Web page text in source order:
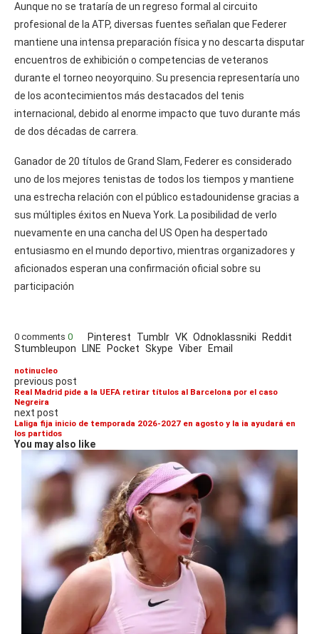
Aunque no se trataría de un regreso formal al circuito
profesional de la ATP, diversas fuentes señalan que Federer
mantiene una intensa preparación física y no descarta disputar
encuentros de exhibición o competencias de veteranos
durante el torneo neoyorquino. Su presencia representaría uno
de los acontecimientos más destacados del tenis
internacional, debido al enorme impacto que tuvo durante más
de dos décadas de carrera.
Ganador de 20 títulos de Grand Slam, Federer es considerado
uno de los mejores tenistas de todos los tiempos y mantiene
una estrecha relación con el público estadounidense gracias a
sus múltiples éxitos en Nueva York. La posibilidad de verlo
nuevamente en una cancha del US Open ha despertado
entusiasmo en el mundo deportivo, mientras organizadores y
aficionados esperan una confirmación oficial sobre su
participación
0 comments 0 Pinterest Tumblr VK Odnoklassniki
Reddit
Stumbleupon
LINE Pocket Skype Viber Email
notinucleo
previous post
Real Madrid pide a la UEFA retirar títulos al Barcelona por el caso
Negreira
next post
Laliga fija inicio de temporada 2026-2027 en agosto y la ia ayudará en
los partidos
You may also like